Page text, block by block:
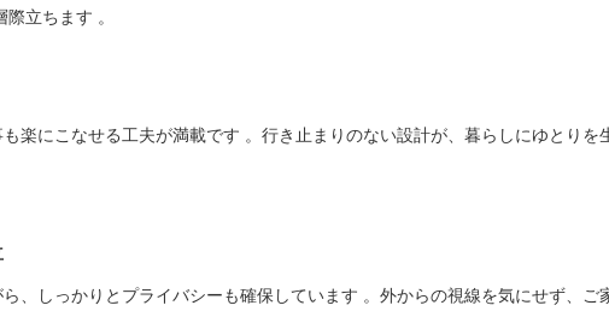
立ちます 。
楽にこなせる工夫が満載です 。行き止まりのない設計が、暮らしにゆとりを
、しっかりとプライバシーも確保しています 。外からの視線を気にせず、ご